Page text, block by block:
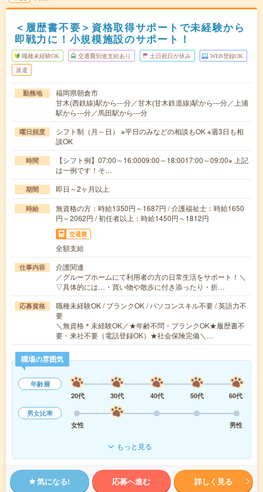
＜履歴書不要＞資格取得サポートで未経験から
即戦力に！小規模施設のサポート！
職種未経験OK 交通費別途支給あり 土日祝日が休み WEB登録OK
派遣
勤務地
福岡県朝倉市
甘木(西鉄線)駅から---分／甘木(甘木鉄道線)駅から---分／上浦
駅から---分／馬田駅から---分
曜日頻度
シフト制（月～日） ※平日のみなどの相談もOK ※週3日も相
談OK
時間
【シフト例】07:00～16:0009:00～18:0017:00～09:00※ 上記
は一例です！そ…
期間 即日～2ヶ月以上
時給
無資格の方：時給1350円～1687円 / 介護福祉士：時給1650
円～2062円 / 初任者以上：時給1450円～1812円
交通費
全額支給
仕事内容
介護関連
／グループホームにて利用者の方の日常生活をサポート！＼
▽具体的には…・買い物や散歩に付き添ったり・折…
応募資格
職種未経験OK / ブランクOK / パソコンスキル不要 / 英語力不
要
＼無資格＊未経験OK／★年齢不問・ブランクOK★履歴書不
要・来社不要（電話登録OK）★社会保険完備＼…
職場の雰囲気
年齢層
20代
30代 40代 50代
60代
男女比率
女性
男性
もっと見る
気になる! 応募へ進む 詳しく見る